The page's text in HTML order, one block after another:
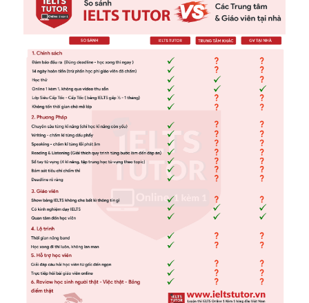
Reading
Vocabulary